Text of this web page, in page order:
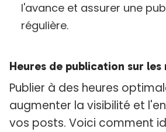
l'avance et assurer une
régulière.
Heures de publication sur les
Publier à des heures
augmenter la visibilité et
vos posts. Voici comment